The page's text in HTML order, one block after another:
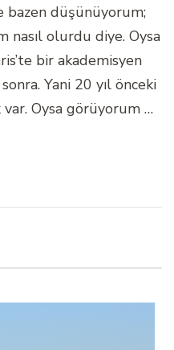
bazen düşünüyorum;
nasıl olurdu diye. Oysa
bir akademisyen
Yani 20 yıl önceki
Oysa görüyorum …